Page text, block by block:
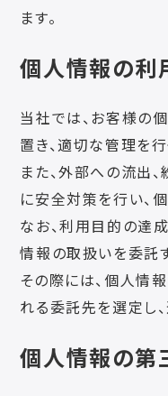
ます。
個人情報の利
当社では、お客様の
置き、適切な管理を行
また、外部への流出
に安全対策を行い、
なお、利用目的の達
情報の取扱いを委託
その際には、個人情
れる委託先を選定し
個人情報の第